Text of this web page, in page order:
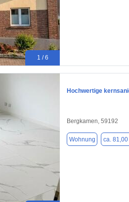
1 / 6
Hochwertige
Bergkamen, 59192
Wohnung ca. 81,00